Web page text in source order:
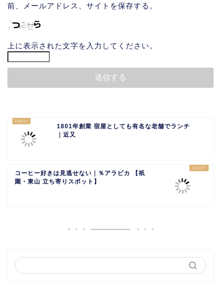
前、メールアドレス、サイトを保存する。
上に表示された文字を入力してください。
1801年創業 宿屋としても有名な老舗でランチ
｜近又
コーヒー好きは見逃せない｜％アラビカ 【祇
園・東山 立ち寄りスポット】